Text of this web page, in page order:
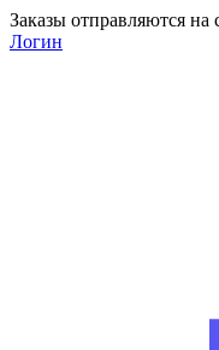
Заказы отправляются
Логин